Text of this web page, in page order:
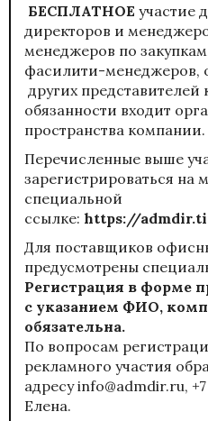
БЕСПЛАТНОЕ участие
директоров и
менеджеров по
фасилити-менеджеров,
других
обязанности входит
пространства компании.
Перечисленные выше
зарегистрироваться на
специальной
ссылке: https://
Для поставщиков
предусмотрены
Регистрация в форме
с указанием ФИО,
обязательна.
По вопросам
рекламного участия
адресуinfo@admdir.ru,
Елена.